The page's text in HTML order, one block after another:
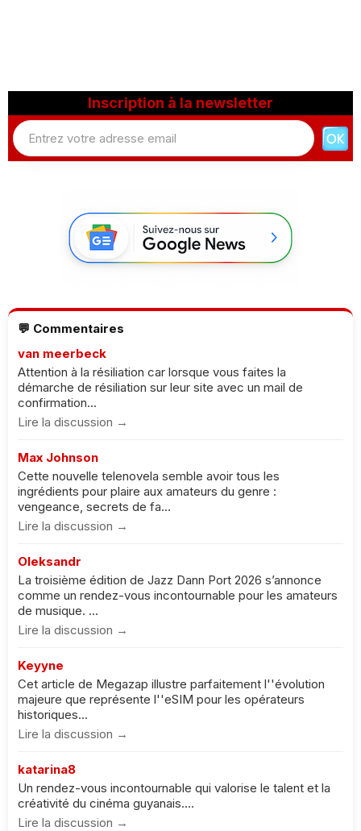
Inscription à la newsletter
💬 Commentaires
van meerbeck
Attention à la résiliation car lorsque vous faites la
démarche de résiliation sur leur site avec un mail de
confirmation...
Lire la discussion →
Max Johnson
Cette nouvelle telenovela semble avoir tous les
ingrédients pour plaire aux amateurs du genre :
vengeance, secrets de fa...
Lire la discussion →
Oleksandr
La troisième édition de Jazz Dann Port 2026 s’annonce
comme un rendez-vous incontournable pour les amateurs
de musique. ...
Lire la discussion →
Keyyne
Cet article de Megazap illustre parfaitement l''évolution
majeure que représente l''eSIM pour les opérateurs
historiques...
Lire la discussion →
katarina8
Un rendez-vous incontournable qui valorise le talent et la
créativité du cinéma guyanais....
Lire la discussion →